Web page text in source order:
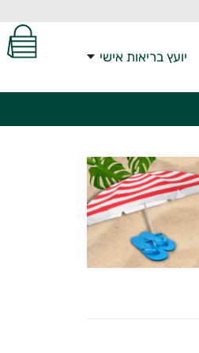
יועץ בריאות אישי